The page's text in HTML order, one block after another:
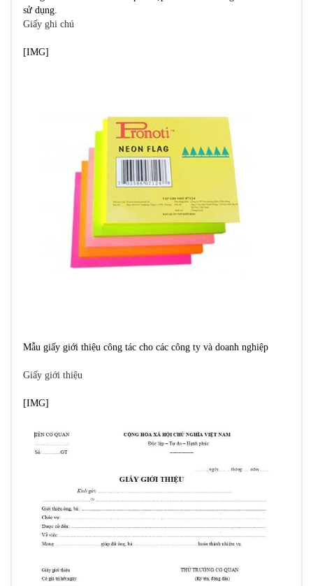
sử dụng.
Giấy ghi chú
[​IMG]
Mẫu giấy giới thiệu công tác cho các công ty và doanh nghiệp
Giấy giới thiệu
[​IMG]